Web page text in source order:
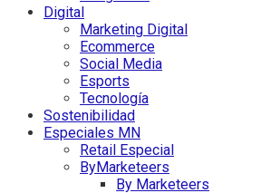
Digital
Marketing Digital
Ecommerce
Social Media
Esports
Tecnología
Sostenibilidad
Especiales MN
Retail Especial
ByMarketeers
By Marketeers